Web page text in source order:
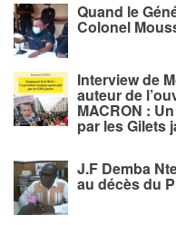
Quand le
Colonel
Interview de
auteur de
MACRON :
par les Gilets
J.F Demba
au décès du